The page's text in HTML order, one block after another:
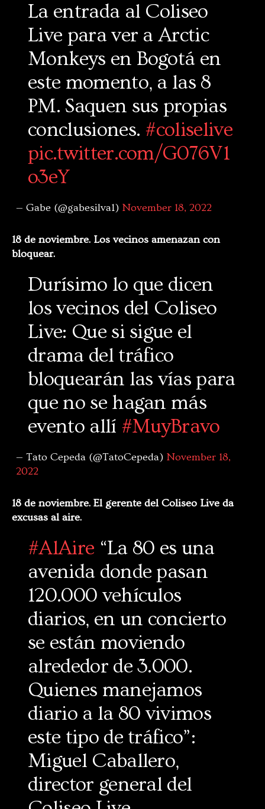
La entrada al Coliseo
Live para ver a Arctic
Monkeys en Bogotá en
este momento, a las 8
PM. Saquen sus propias
conclusiones. #coliselive
pic.twitter.com/G076V1
o3eY
— Gabe (@gabesilva1) November 18, 2022
18 de noviembre. Los vecinos amenazan con
bloquear.
Durísimo lo que dicen
los vecinos del Coliseo
Live: Que si sigue el
drama del tráfico
bloquearán las vías para
que no se hagan más
evento allí #MuyBravo
— Tato Cepeda (@TatoCepeda) November 18,
2022
18 de noviembre. El gerente del Coliseo Live da
excusas al aire.
#AlAire “La 80 es una
avenida donde pasan
120.000 vehículos
diarios, en un concierto
se están moviendo
alrededor de 3.000.
Quienes manejamos
diario a la 80 vivimos
este tipo de tráfico”:
Miguel Caballero,
director general del